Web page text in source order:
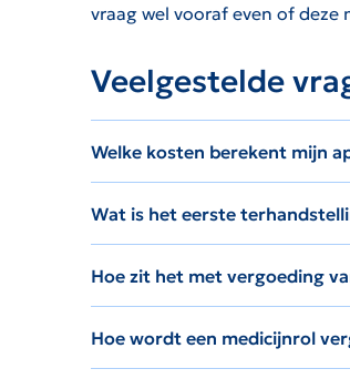
vraag wel vooraf even of
Veelgestelde
Welke kosten berekent mijn
Wat is het eerste
Hoe zit het met vergoeding
Hoe wordt een medicijnrol